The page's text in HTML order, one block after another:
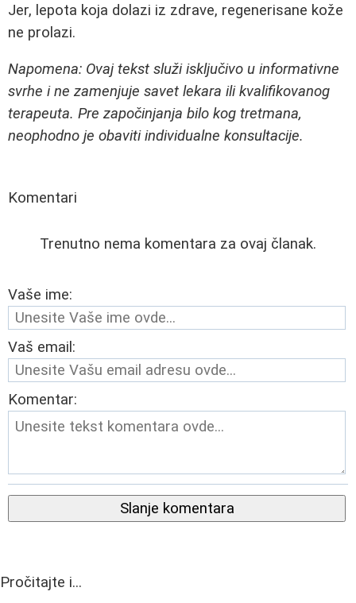
Jer, lepota koja dolazi iz zdrave, regenerisane kože
ne prolazi.
Napomena: Ovaj tekst služi isključivo u informativne
svrhe i ne zamenjuje savet lekara ili kvalifikovanog
terapeuta. Pre započinjanja bilo kog tretmana,
neophodno je obaviti individualne konsultacije.
Komentari
Trenutno nema komentara za ovaj članak.
Vaše ime:
Vaš email:
Komentar:
Slanje komentara
Pročitajte i...